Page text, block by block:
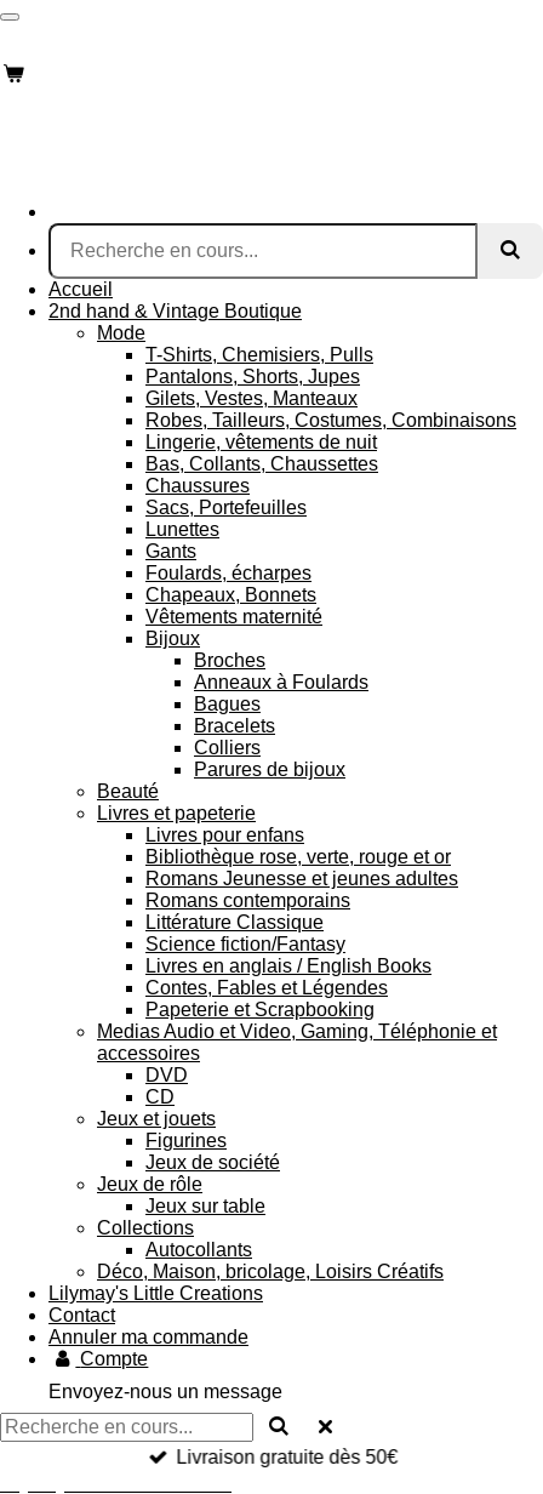
Passer
contenu
principal
Accueil
2nd hand & Vintage Boutique
Mode
T-Shirts, Chemisiers, Pulls
Pantalons, Shorts, Jupes
Gilets, Vestes, Manteaux
Robes, Tailleurs, Costumes, Combinaisons
Lingerie, vêtements de nuit
Bas, Collants, Chaussettes
Chaussures
Sacs, Portefeuilles
Lunettes
Gants
Foulards, écharpes
Chapeaux, Bonnets
Vêtements maternité
Bijoux
Broches
Anneaux à Foulards
Bagues
Bracelets
Colliers
Parures de bijoux
Beauté
Livres et papeterie
Livres pour enfans
Bibliothèque rose, verte, rouge et or
Romans Jeunesse et jeunes adultes
Romans contemporains
Littérature Classique
Science fiction/Fantasy
Livres en anglais / English Books
Contes, Fables et Légendes
Papeterie et Scrapbooking
Medias Audio et Video, Gaming, Téléphonie et
accessoires
DVD
CD
Jeux et jouets
Figurines
Jeux de société
Jeux de rôle
Jeux sur table
Collections
Autocollants
Déco, Maison, bricolage, Loisirs Créatifs
Lilymay's Little Creations
Contact
Annuler ma commande
Compte
Envoyez-nous un message
Livraison gratuite dès 50€